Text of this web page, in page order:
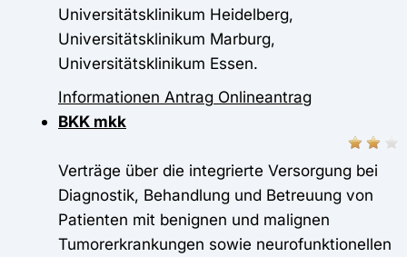
Universitätsklinikum Heidelberg,
Universitätsklinikum Marburg,
Universitätsklinikum Essen.
Informationen Antrag Onlineantrag
BKK mkk
Verträge über die integrierte Versorgung bei
Diagnostik, Behandlung und Betreuung von
Patienten mit benignen und malignen
Tumorerkrankungen sowie neurofunktionellen